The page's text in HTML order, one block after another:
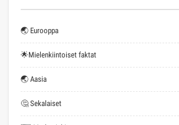
🌏 Eurooppa
🌟Mielenkiintoiset faktat
🌏 Aasia
🤔 Sekalaiset